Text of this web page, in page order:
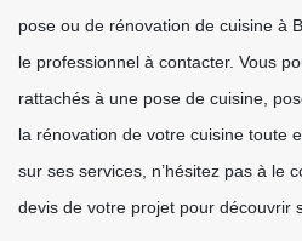
pose ou de rénovation de cuisine à
le professionnel à contacter. Vous
rattachés à une pose de cuisine,
la rénovation de votre cuisine toute
sur ses services, n’hésitez pas à le
devis de votre projet pour découvrir